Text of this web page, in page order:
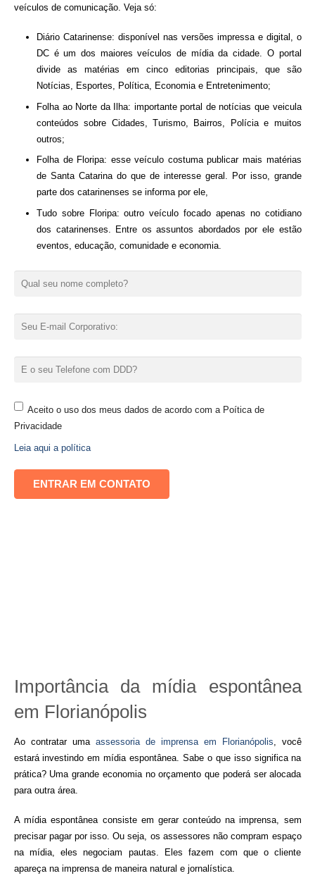
veículos de comunicação. Veja só:
Diário Catarinense: disponível nas versões impressa e digital, o
DC é um dos maiores veículos de mídia da cidade. O portal
divide as matérias em cinco editorias principais, que são
Notícias, Esportes, Política, Economia e Entretenimento;
Folha ao Norte da Ilha: importante portal de notícias que veicula
conteúdos sobre Cidades, Turismo, Bairros, Polícia e muitos
outros;
Folha de Floripa: esse veículo costuma publicar mais matérias
de Santa Catarina do que de interesse geral. Por isso, grande
parte dos catarinenses se informa por ele,
Tudo sobre Floripa: outro veículo focado apenas no cotidiano
dos catarinenses. Entre os assuntos abordados por ele estão
eventos, educação, comunidade e economia.
Aceito o uso dos meus dados de acordo com a Poítica de
Privacidade
Leia aqui a política
Importância da mídia espontânea
em Florianópolis
Ao contratar uma assessoria de imprensa em Florianópolis , você
estará investindo em mídia espontânea. Sabe o que isso significa na
prática? Uma grande economia no orçamento que poderá ser alocada
para outra área.
A mídia espontânea consiste em gerar conteúdo na imprensa, sem
precisar pagar por isso. Ou seja, os assessores não compram espaço
na mídia, eles negociam pautas. Eles fazem com que o cliente
apareça na imprensa de maneira natural e jornalística.